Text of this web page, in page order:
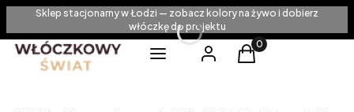
Sklep stacjonarny w Łodzi — zobacz kolory na żywo i dobierz
włóczkę do projektu
Menu
Zaloguj sięProdukty w
Koszyk